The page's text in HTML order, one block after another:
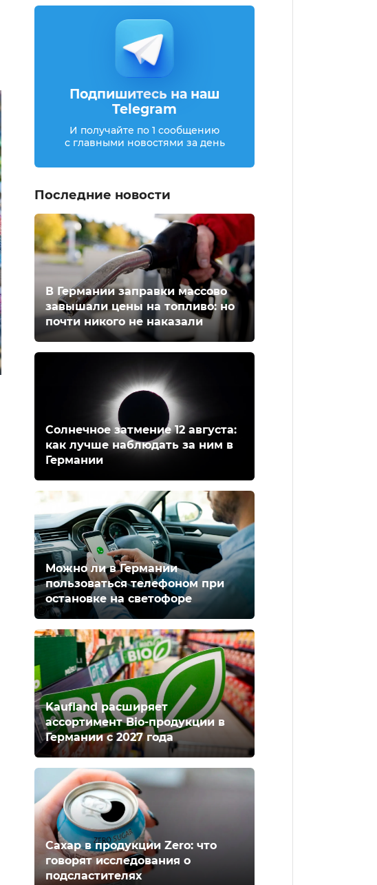
Подпишитесь на наш
Telegram
И получайте по 1 сообщению
с главными новостями за день
Последние новости
В Германии заправки массово
завышали цены на топливо: но
почти никого не наказали
Солнечное затмение 12 августа:
как лучше наблюдать за ним в
Германии
Можно ли в Германии
пользоваться телефоном при
остановке на светофоре
Kaufland расширяет
ассортимент Bio-продукции в
Германии с 2027 года
Сахар в продукции Zero: что
говорят исследования о
подсластителях